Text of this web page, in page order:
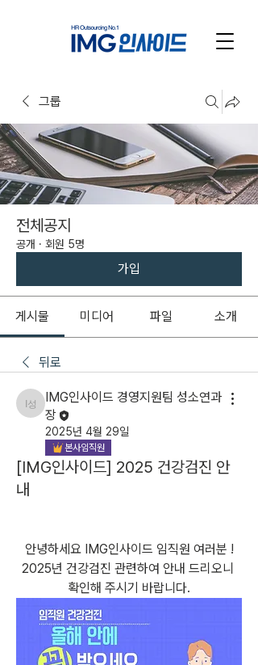
그룹
전체공지
공개 · 회원 5명
가입
게시물 미디어 파일 소개
뒤로
IMG인사이드 경영지원팀 성소연과장
IMG인사이드 경영지원팀 성소연과
장
2025년 4월 29일
본사임직원
[IMG인사이드] 2025 건강검진 안
내
안녕하세요 IMG인사이드 임직원 여러분 !
2025년 건강검진 관련하여 안내 드리오니
확인해 주시기 바랍니다.